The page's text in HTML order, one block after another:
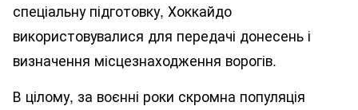
спеціальну підготовку, Хоккайдо
використовувалися для передачі донесень і
визначення місцезнаходження ворогів.
В цілому, за воєнні роки скромна популяція